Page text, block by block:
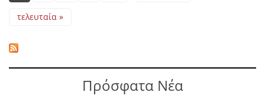
τελευταία »
Πρόσφατα Νέα